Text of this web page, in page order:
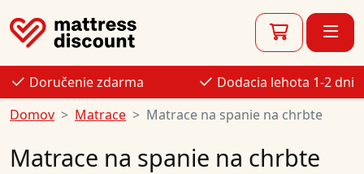
Doručenie zdarma
Dodacia lehota 1-2 dni
Domov
Matrace Matrace na spanie na chrbte
Matrace na spanie na chrbte